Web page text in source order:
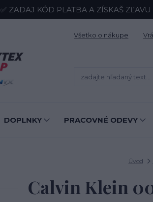
✅ ZADAJ KÓD PLATBA A ZÍSKAŠ
Všetko o nákupe
DOPLNKY PRACOVNÉ ODEVY
Úvod
Calvin Klein